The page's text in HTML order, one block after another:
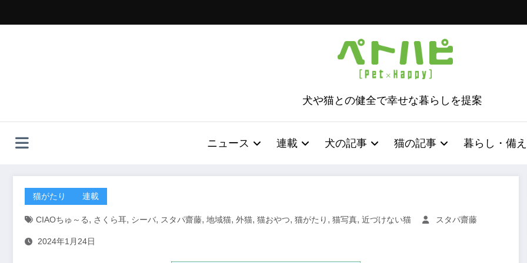
ッ
犬や猫との健全で幸せな暮らしを提案
ニュース 連載 犬の記事 猫の記事 暮らし・備え
猫がたり 連載
CIAOちゅ～る, さくら耳, シーバ, スタパ齋藤, 地域猫, 外猫, 猫おやつ, 猫がたり , 猫写真, 近づけない猫 スタパ齋藤
2024年1月24日